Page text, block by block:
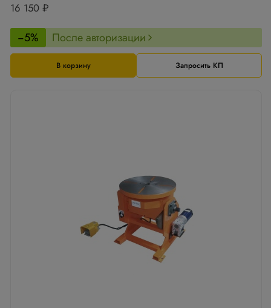
16 150 ₽
−5% После авторизации
В корзину Запросить КП